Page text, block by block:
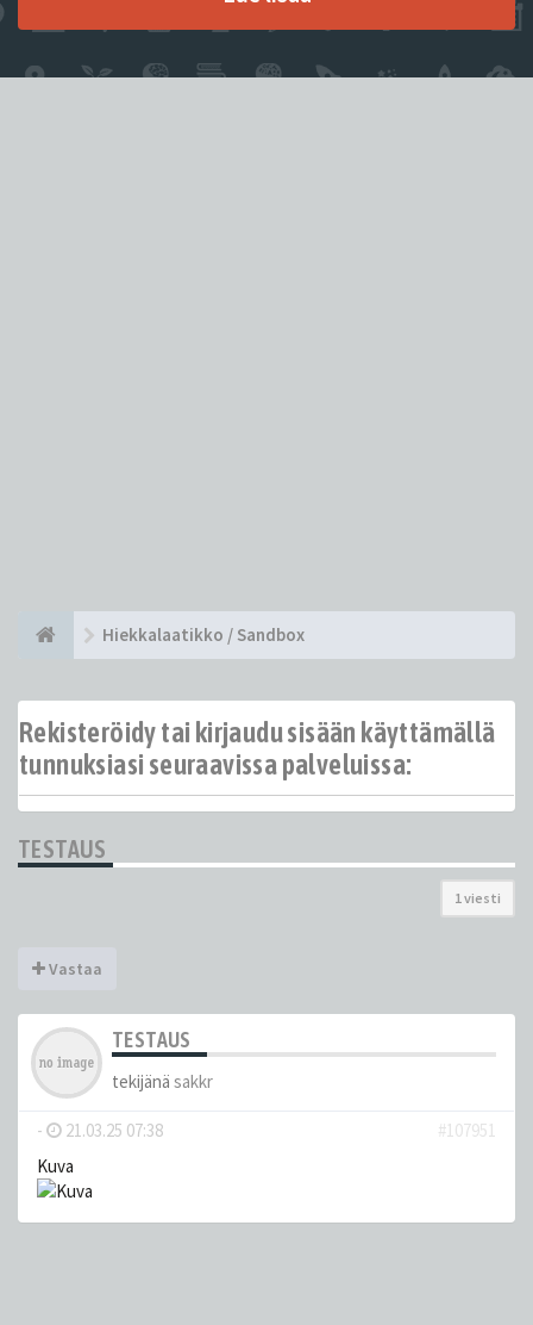
Hiekkalaatikko / Sandbox
Rekisteröidy tai kirjaudu sisään käyttämällä
tunnuksiasi seuraavissa palveluissa:
TESTAUS
1 viesti
Vastaa
TESTAUS
tekijänä sakkr
- 21.03.25 07:38
#107951
Kuva